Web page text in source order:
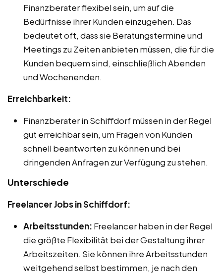
Finanzberater flexibel sein, um auf die
Bedürfnisse ihrer Kunden einzugehen. Das
bedeutet oft, dass sie Beratungstermine und
Meetings zu Zeiten anbieten müssen, die für die
Kunden bequem sind, einschließlich Abenden
und Wochenenden.
Erreichbarkeit:
Finanzberater in Schiffdorf müssen in der Regel
gut erreichbar sein, um Fragen von Kunden
schnell beantworten zu können und bei
dringenden Anfragen zur Verfügung zu stehen.
Unterschiede
Freelancer Jobs in Schiffdorf:
Arbeitsstunden: Freelancer haben in der Regel
die größte Flexibilität bei der Gestaltung ihrer
Arbeitszeiten. Sie können ihre Arbeitsstunden
weitgehend selbst bestimmen, je nach den